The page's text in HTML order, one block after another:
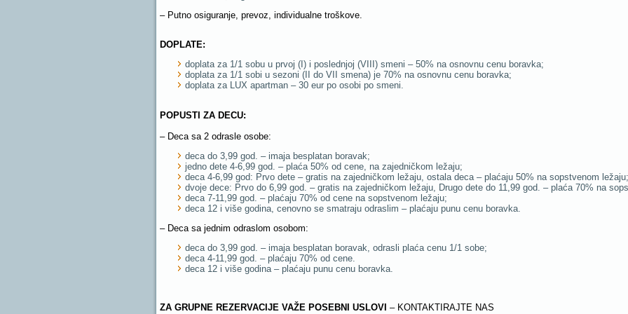
– Putno osiguranje, prevoz, individualne troškove.
DOPLATE:
doplata za 1/1 sobu u prvoj (I) i poslednjoj (VIII) smeni – 50% na osnovnu cenu boravka;
doplata za 1/1 sobi u sezoni (II do VII smena) je 70% na osnovnu cenu boravka;
doplata za LUX apartman – 30 eur po osobi po smeni.
POPUSTI ZA DECU:
– Deca sa 2 odrasle osobe:
deca do 3,99 god. – imaja besplatan boravak;
jedno dete 4-6,99 god. – plaća 50% od cene, na zajedničkom ležaju;
deca 4-6,99 god: Prvo dete – gratis na zajedničkom ležaju, ostala deca – plaćaju 50% na sopstvenom ležaju;
dvoje dece: Prvo do 6,99 god. – gratis na zajedničkom ležaju, Drugo dete do 11,99 god. – plaća 70% na
deca 7-11,99 god. – plaćaju 70% od cene na sopstvenom ležaju;
deca 12 i više godina, cenovno se smatraju odraslim – plaćaju punu cenu boravka.
– Deca sa jednim odraslom osobom:
deca do 3,99 god. – imaja besplatan boravak, odrasli plaća cenu 1/1 sobe;
deca 4-11,99 god. – plaćaju 70% od cene.
deca 12 i više godina – plaćaju punu cenu boravka.
ZA GRUPNE REZERVACIJE VAŽE POSEBNI USLOVI – KONTAKTIRAJTE NAS